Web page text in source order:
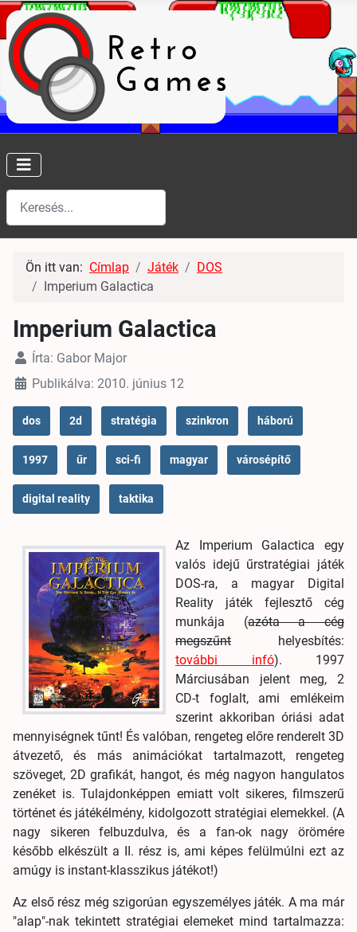
Keresés
Ön itt van: Címlap Játék
DOS
Imperium Galactica
Imperium Galactica
Írta: Gabor Major
Publikálva: 2010. június 12
dos 2d stratégia szinkron háború
1997 űr sci-fi magyar városépítő
digital reality taktika
Az Imperium Galactica egy
valós idejű űrstratégiai játék
DOS-ra, a magyar Digital
Reality játék fejlesztő cég
munkája (azóta a cég
megszűnt helyesbítés:
további infó). 1997
Márciusában jelent meg, 2
CD-t foglalt, ami emlékeim
szerint akkoriban óriási adat
mennyiségnek tűnt! És valóban, rengeteg előre renderelt 3D
átvezető, és más animációkat tartalmazott, rengeteg
szöveget, 2D grafikát, hangot, és még nagyon hangulatos
zenéket is. Tulajdonképpen emiatt volt sikeres, filmszerű
történet és játékélmény, kidolgozott stratégiai elemekkel. (A
nagy sikeren felbuzdulva, és a fan-ok nagy örömére
később elkészült a II. rész is, ami képes felülmúlni ezt az
amúgy is instant-klasszikus játékot!)
Az első rész még szigorúan egyszemélyes játék. A ma már
"alap"-nak tekintett stratégiai elemeket mind tartalmazza: